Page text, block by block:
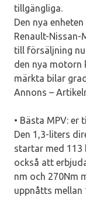
tillgängliga.
Den nya
Renault-Nissan-
till försäljning
den nya motorn
märkta bilar
Annons –
• Bästa MPV: er
Den 1,3-liters
startar med 113
också att
nm och 270Nm
uppnåtts mellan